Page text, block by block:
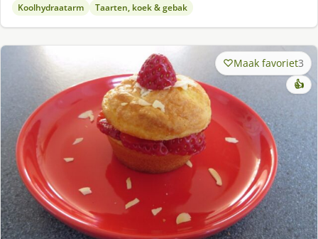
Koolhydraatarm Taarten, koek & gebak
Maak favoriet3
👍